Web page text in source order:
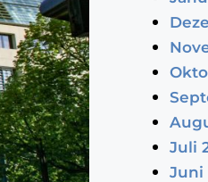
Juli
Juni